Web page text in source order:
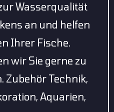
Wasserqualität
an und helfen
Ihrer Fische.
wir Sie gerne zu
Zubehör Technik,
Aquarien,